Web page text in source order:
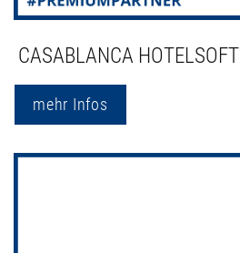
CASABLANCA
mehr Infos